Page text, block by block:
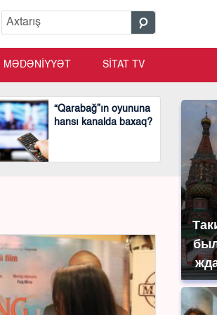
MƏDƏNİYYƏT SİTAT TV
“Qarabağ”ın oyununa
hansı kanalda baxaq?